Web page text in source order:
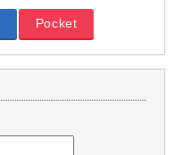
Pocket